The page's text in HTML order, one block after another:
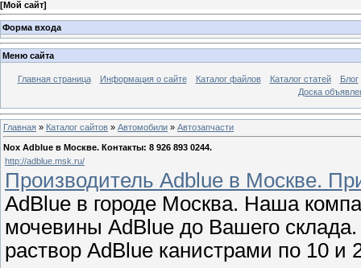
[Мой сайт]
Форма входа
Меню сайта
Главная страница Информация о сайте Каталог файлов Каталог статей
Блог
Доска
Главная » Каталог сайтов » Автомобили » Автозапчасти
Nox Adblue в Москве. Контакты: 8 926 893 0244.
http://adblue.msk.ru/
Производитель Adblue в Москве.
AdBlue в городе Москва. Наша
мочевины AdBlue до Вашего
раствор AdBlue канистрами по 10 и